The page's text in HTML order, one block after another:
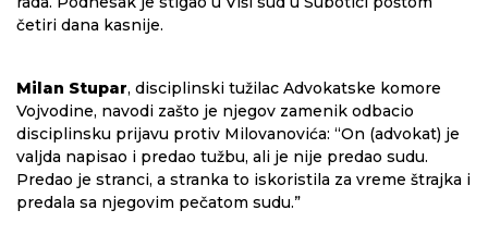
četiri dana kasnije.
Milan Stupar, disciplinski tužilac Advokatske komore
Vojvodine, navodi zašto je njegov zamenik odbacio
disciplinsku prijavu protiv Milovanovića: “On (advokat) je
valjda napisao i predao tužbu, ali je nije predao sudu.
Predao je stranci, a stranka to iskoristila za vreme štrajka i
predala sa njegovim pečatom sudu.”